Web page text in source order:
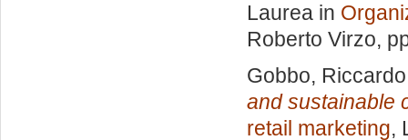
Laurea in
Roberto Virzo,
Gobbo, Riccardo
and sustainable
retail marketing,